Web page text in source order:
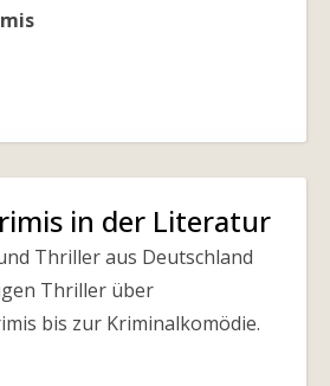
in der Literatur
Thriller aus Deutschland
Thriller über
bis zur Kriminalkomödie.